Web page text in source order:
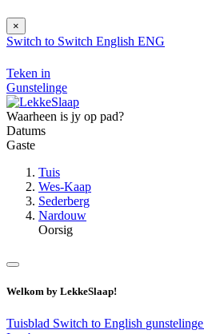
×
Switch to Switch English ENG
Teken in
Gunstelinge
Waarheen is jy op pad?
Datums
Gaste
Tuis
Wes-Kaap
Sederberg
Nardouw
Oorsig
Welkom by LekkeSlaap!
Tuisblad Switch to English gunstelinge